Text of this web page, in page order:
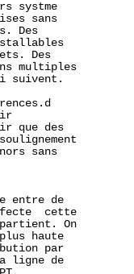
systme
sans
Des
Des
multiples
suivent.
que des
sans
entre de
cette
On
haute
par
ligne de